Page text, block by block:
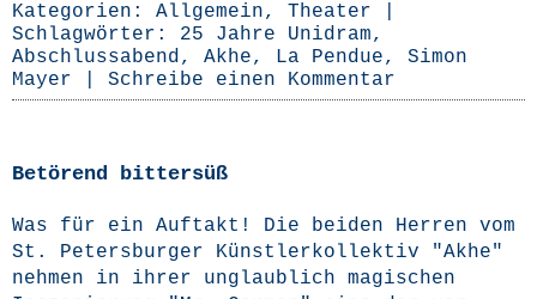
Kategorien: Allgemein, Theater
Schlagwörter: 25 Jahre Unidram,
Abschlussabend, Akhe, La Pendue, Simon
Mayer
Schreibe einen Kommentar
Betörend bittersüß
Was für ein Auf­takt! Die bei­den Her­ren vom
St. Peters­bur­ger Künst­ler­kol­lek­tiv "Akhe"
neh­men in ihrer unglaub­lich magi­schen